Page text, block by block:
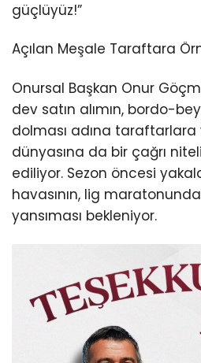
güçlüyüz!”
Açılan Meşale Taraftara
Onursal Başkan Onur
dev satın alımın, bordo-
dolması adına taraftarlara
dünyasına da bir çağrı
ediliyor. Sezon öncesi
havasının, lig
yansıması bekleniyor.